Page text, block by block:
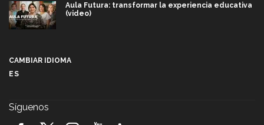
Aula Futura: transformar la experiencia educativa
(video)
CAMBIAR IDIOMA
ES
Síguenos